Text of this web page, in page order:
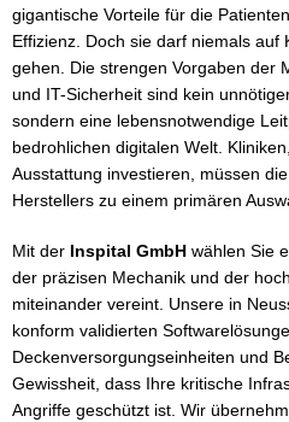
gigantische Vorteile für die
Effizienz. Doch sie darf niemals auf
gehen. Die strengen Vorgaben der
und IT-Sicherheit sind kein
sondern eine lebensnotwendige
bedrohlichen digitalen Welt.
Ausstattung investieren, müssen
Herstellers zu einem primären
Mit der Inspital GmbH wählen Sie
der präzisen Mechanik und der
miteinander vereint. Unsere in
konform validierten
Deckenversorgungseinheiten und
Gewissheit, dass Ihre kritische
Angriffe geschützt ist. Wir